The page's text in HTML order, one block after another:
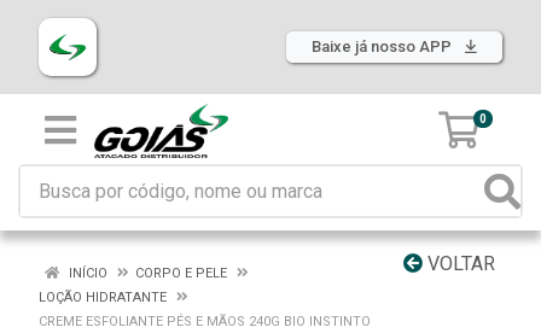
Baixe já nosso APP
0
VOLTAR
INÍCIO
CORPO E PELE
LOÇÃO HIDRATANTE
CREME ESFOLIANTE PÉS E MÃOS 240G BIO INSTINTO